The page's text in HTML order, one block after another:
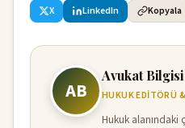
X LinkedIn Kopyala
AB
Avukat Bilgisi
HUKUK EDITÖRÜ
Hukuk alanındaki